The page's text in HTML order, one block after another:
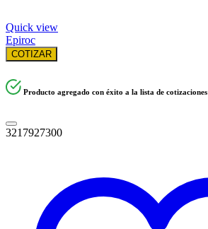
Quick view
Epiroc
COTIZAR
Producto agregado con éxito a la lista de cotizaciones
3217927300